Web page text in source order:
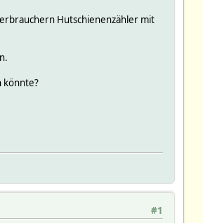
Hutschienenzähler mit
könnte?
#1